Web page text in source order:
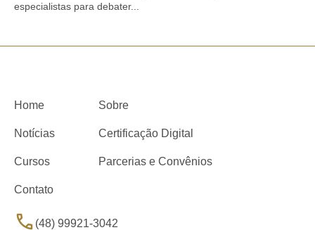
especialistas para debater...
Home Sobre
Notícias Certificação Digital
Cursos Parcerias e Convênios
Contato
(48) 99921-3042